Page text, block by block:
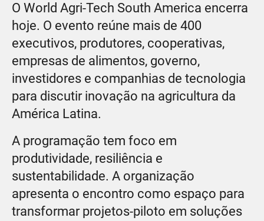
O World Agri-Tech South America encerra
hoje. O evento reúne mais de 400
executivos, produtores, cooperativas,
empresas de alimentos, governo,
investidores e companhias de tecnologia
para discutir inovação na agricultura da
América Latina.
A programação tem foco em
produtividade, resiliência e
sustentabilidade. A organização
apresenta o encontro como espaço para
transformar projetos-piloto em soluções